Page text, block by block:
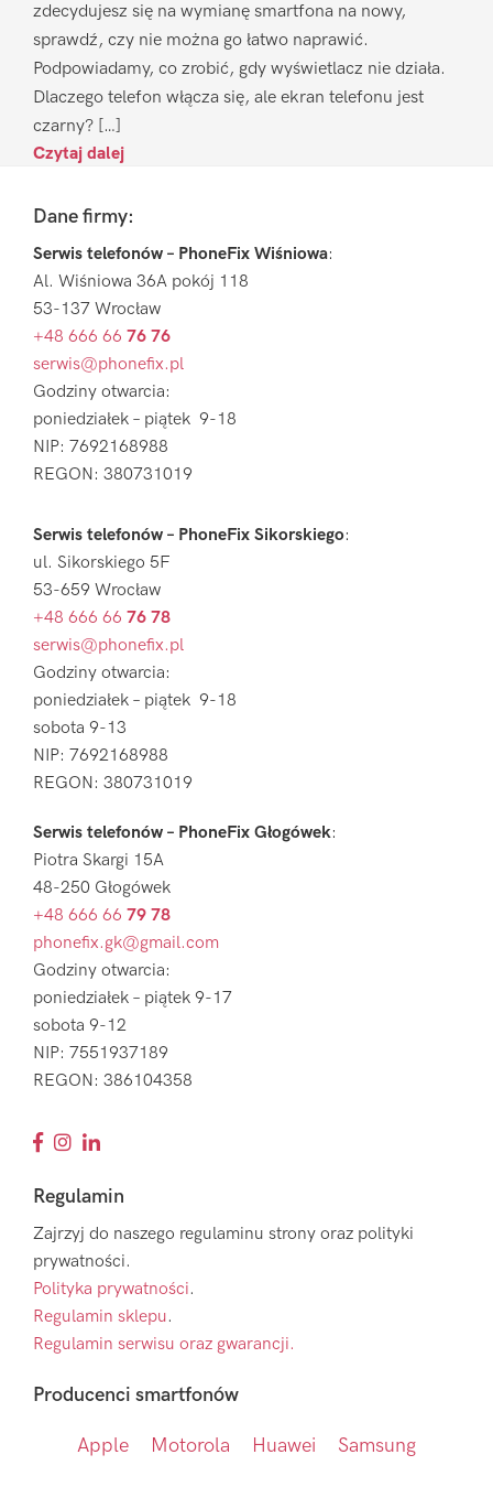
zdecydujesz się na wymianę smartfona na nowy,
sprawdź, czy nie można go łatwo naprawić.
Podpowiadamy, co zrobić, gdy wyświetlacz nie działa.
Dlaczego telefon włącza się, ale ekran telefonu jest
czarny? […]
Czytaj dalej
FooterDane firmy:
Serwis telefonów – PhoneFix Wiśniowa:
Al. Wiśniowa 36A pokój 118
53-137 Wrocław
+48 666 66 76 76
serwis@phonefix.pl
Godziny otwarcia:
poniedziałek – piątek 9-18
NIP: 7692168988
REGON: 380731019
Serwis telefonów – PhoneFix Sikorskiego:
ul. Sikorskiego 5F
53-659 Wrocław
+48 666 66 76 78
serwis@phonefix.pl
Godziny otwarcia:
poniedziałek – piątek 9-18
sobota 9-13
NIP: 7692168988
REGON: 380731019
Serwis telefonów – PhoneFix Głogówek:
Piotra Skargi 15A
48-250 Głogówek
+48 666 66 79 78
phonefix.gk@gmail.com
Godziny otwarcia:
poniedziałek – piątek 9-17
sobota 9-12
NIP: 7551937189
REGON: 386104358
Regulamin
Zajrzyj do naszego regulaminu strony oraz polityki
prywatności.
Polityka prywatności.
Regulamin sklepu.
Regulamin serwisu oraz gwarancji.
Producenci smartfonów
Apple Motorola Huawei Samsung